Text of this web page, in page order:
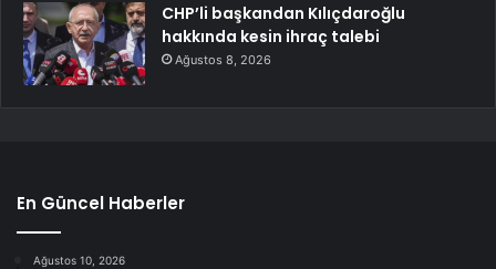
CHP’li başkandan Kılıçdaroğlu
hakkında kesin ihraç talebi
Ağustos 8, 2026
En Güncel Haberler
Ağustos 10, 2026